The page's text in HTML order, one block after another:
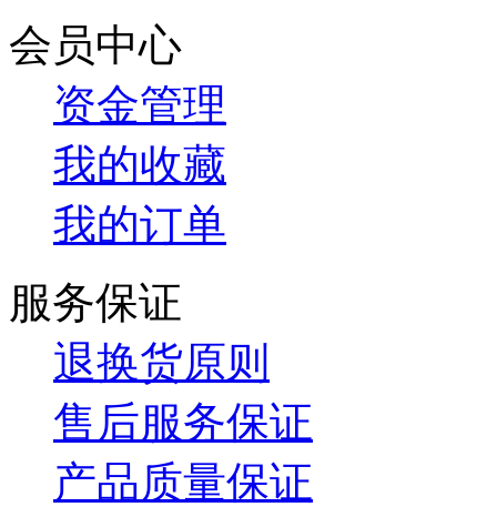
会员中心
资金管理
我的收藏
我的订单
服务保证
退换货原则
售后服务保证
产品质量保证